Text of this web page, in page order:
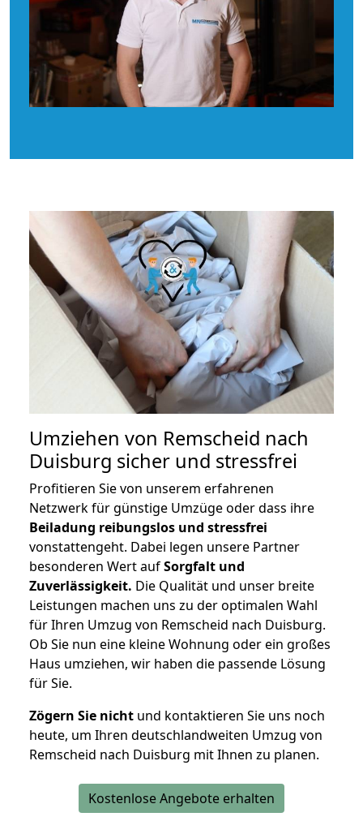
Umziehen von Remscheid nach
Duisburg sicher und stressfrei
Profitieren Sie von unserem erfahrenen
Netzwerk für günstige Umzüge oder dass ihre
Beiladung reibungslos und stressfrei
vonstattengeht. Dabei legen unsere Partner
besonderen Wert aufSorgfalt und
Zuverlässigkeit. Die Qualität und unser breite
Leistungen machen uns zu der optimalen Wahl
für Ihren Umzug von Remscheid nach Duisburg.
Ob Sie nun eine kleine Wohnung oder ein großes
Haus umziehen, wir haben die passende Lösung
für Sie.
Zögern Sie nicht und kontaktieren Sie uns noch
heute, um Ihren deutschlandweiten Umzug von
Remscheid nach Duisburg mit Ihnen zu planen.
Kostenlose Angebote erhalten